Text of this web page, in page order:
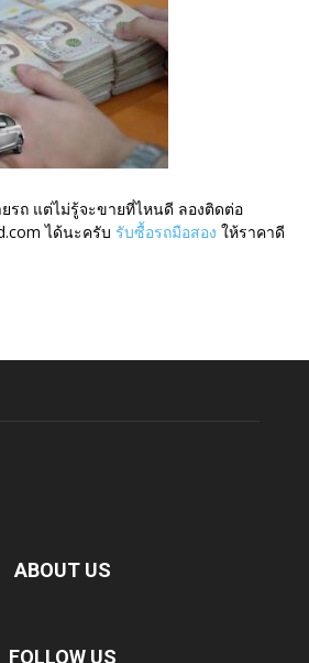
รถ แต่ไม่รู้จะขายที่ไหนดี ลองติดต่อ
ได้นะครับ รับซื้อรถมือสอง ให้ราคาดี
ABOUT US
FOLLOW US